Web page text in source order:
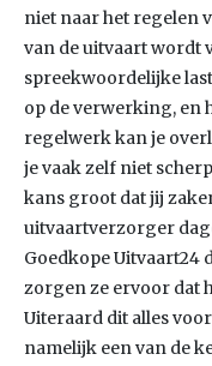
niet naar het regelen
van de uitvaart wordt
spreekwoordelijke
op de verwerking, en
regelwerk kan je
je vaak zelf niet
kans groot dat jij
uitvaartverzorger
Goedkope Uitvaart24
zorgen ze ervoor dat
Uiteraard dit alles
namelijk een van de